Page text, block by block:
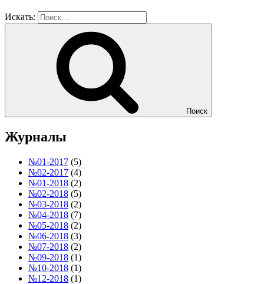
Искать:
Поиск
Журналы
№01-2017 (5)
№02-2017 (4)
№01-2018 (2)
№02-2018 (5)
№03-2018 (2)
№04-2018 (7)
№05-2018 (2)
№06-2018 (3)
№07-2018 (2)
№09-2018 (1)
№10-2018 (1)
№12-2018 (1)